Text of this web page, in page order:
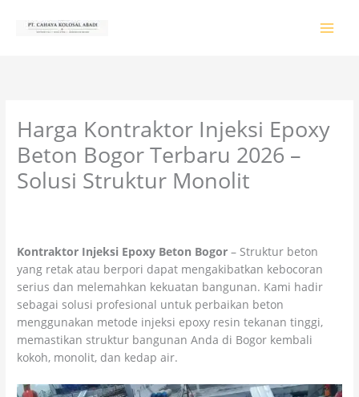
Harga Kontraktor Injeksi Epoxy
Beton Bogor Terbaru 2026 –
Solusi Struktur Monolit
Kontraktor Injeksi Epoxy Beton Bogor – Struktur beton
yang retak atau berpori dapat mengakibatkan kebocoran
serius dan melemahkan kekuatan bangunan. Kami hadir
sebagai solusi profesional untuk perbaikan beton
menggunakan metode injeksi epoxy resin tekanan tinggi,
memastikan struktur bangunan Anda di Bogor kembali
kokoh, monolit, dan kedap air.